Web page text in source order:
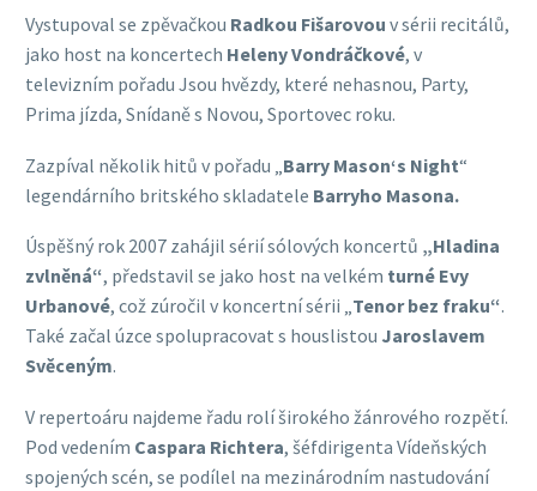
Vystupoval se zpěvačkou Radkou Fišarovou v sérii recitálů,
jako host na koncertech Heleny Vondráčkové, v
televizním pořadu Jsou hvězdy, které nehasnou, Party,
Prima jízda, Snídaně s Novou, Sportovec roku.
Zazpíval několik hitů v pořadu „ Barry Mason‘s Night“
legendárního britského skladatele Barryho Masona.
Úspěšný rok 2007 zahájil sérií sólových koncertů „Hladina
zvlněná“, představil se jako host na velkém turné Evy
Urbanové, což zúročil v koncertní sérii „Tenor bez fraku“.
Také začal úzce spolupracovat s houslistou Jaroslavem
Svěceným.
V repertoáru najdeme řadu rolí širokého žánrového rozpětí.
Pod vedením Caspara Richtera, šéfdirigenta Vídeňských
spojených scén, se podílel na mezinárodním nastudování